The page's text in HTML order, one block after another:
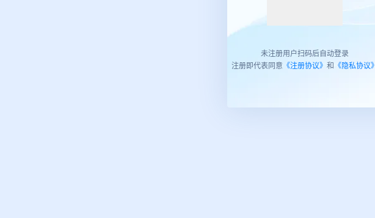
未注册用户扫码后自动登录
注册即代表同意 《注册协议》 和 《隐私协议》